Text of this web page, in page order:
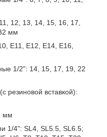
12, 13, 14, 15, 16, 17,
мм
Е11, Е12, Е14, Е16,
1/2": 14, 15, 17, 19, 22
резиновой вставкой):
мм
1/4": SL4, SL5.5, SL6.5;